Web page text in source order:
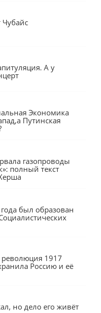
Чубайс
А у
Экономика
Путинская
газопроводы
полный текст
был образован
революция 1917
Россию и её
но дело его живёт